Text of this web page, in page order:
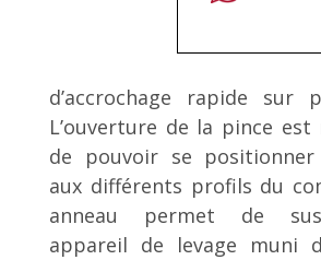
d’accrochage rapide sur
L’ouverture de la pince
de pouvoir se positionner
aux différents profils du
anneau permet de
appareil de levage muni